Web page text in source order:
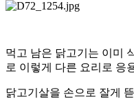
먹고 남은 닭고기는 이미
로 이렇게 다른 요리로 응
닭고기살을 손으로 잘게